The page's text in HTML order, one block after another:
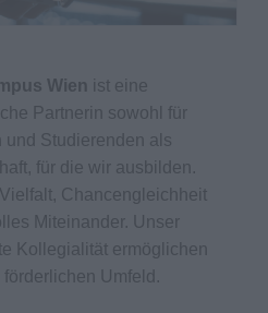
Wien
ist eine
Partnerin sowohl für
und Studierenden als
für die wir ausbilden.
Chancengleichheit
Miteinander. Unser
Kollegialität ermöglichen
Umfeld.